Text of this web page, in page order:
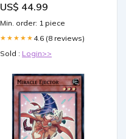
US$ 44.99
Min. order: 1 piece
★★★★★ 4.6 (8 reviews)
Sold : Login>>